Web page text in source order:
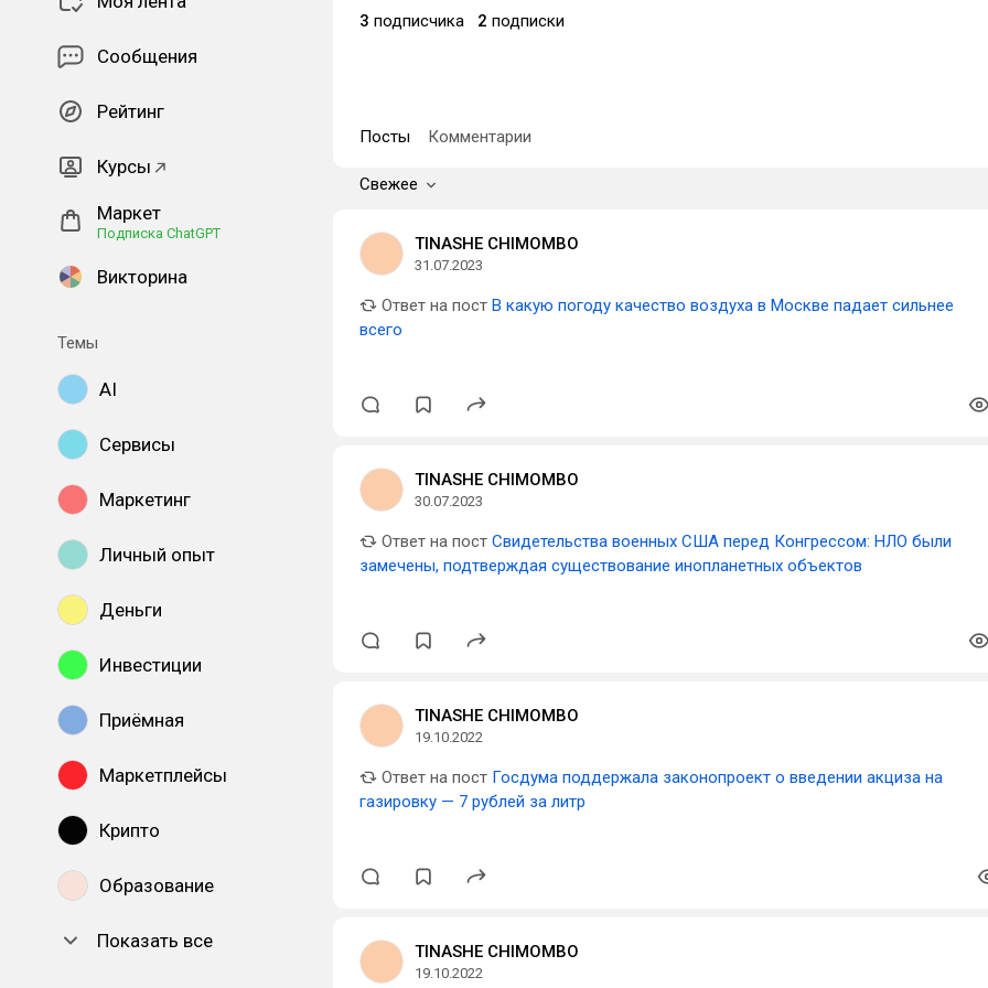
Сообщения
Рейтинг
Курсы
Маркет
Подписка ChatGPT
Викторина
Темы
AI
Сервисы
Маркетинг
Личный опыт
Деньги
Инвестиции
Приёмная
Маркетплейсы
Крипто
Образование
Показать все
3 подписчика 2 подписки
Посты Комментарии
Свежее
TINASHE CHIMOMBO
31.07.2023
Ответ на пост В какую погоду качество воздуха в Москве падает сильнее
всего
TINASHE CHIMOMBO
30.07.2023
Ответ на пост Свидетельства военных США перед Конгрессом: НЛО были
замечены, подтверждая существование инопланетных объектов
TINASHE CHIMOMBO
19.10.2022
Ответ на пост Госдума поддержала законопроект о введении акциза на
газировку — 7 рублей за литр
TINASHE CHIMOMBO
19.10.2022